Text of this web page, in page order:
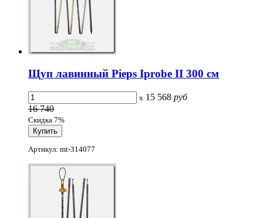
Щуп лавинный Pieps Iprobe II 300 см
x 15 568 руб
16 740
Скидка 7%
Артикул: mt-314077